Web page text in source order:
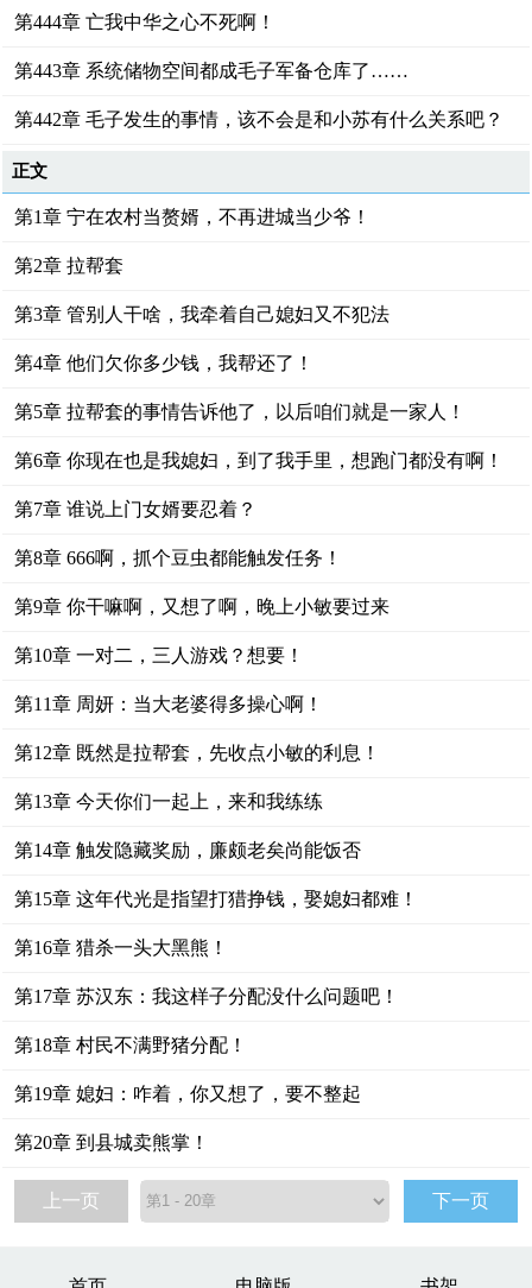
第444章 亡我中华之心不死啊！
第443章 系统储物空间都成毛子军备仓库了……
第442章 毛子发生的事情，该不会是和小苏有什么关系吧？
正文
第1章 宁在农村当赘婿，不再进城当少爷！
第2章 拉帮套
第3章 管别人干啥，我牵着自己媳妇又不犯法
第4章 他们欠你多少钱，我帮还了！
第5章 拉帮套的事情告诉他了，以后咱们就是一家人！
第6章 你现在也是我媳妇，到了我手里，想跑门都没有啊！
第7章 谁说上门女婿要忍着？
第8章 666啊，抓个豆虫都能触发任务！
第9章 你干嘛啊，又想了啊，晚上小敏要过来
第10章 一对二，三人游戏？想要！
第11章 周妍：当大老婆得多操心啊！
第12章 既然是拉帮套，先收点小敏的利息！
第13章 今天你们一起上，来和我练练
第14章 触发隐藏奖励，廉颇老矣尚能饭否
第15章 这年代光是指望打猎挣钱，娶媳妇都难！
第16章 猎杀一头大黑熊！
第17章 苏汉东：我这样子分配没什么问题吧！
第18章 村民不满野猪分配！
第19章 媳妇：咋着，你又想了，要不整起
第20章 到县城卖熊掌！
上一页 下一页